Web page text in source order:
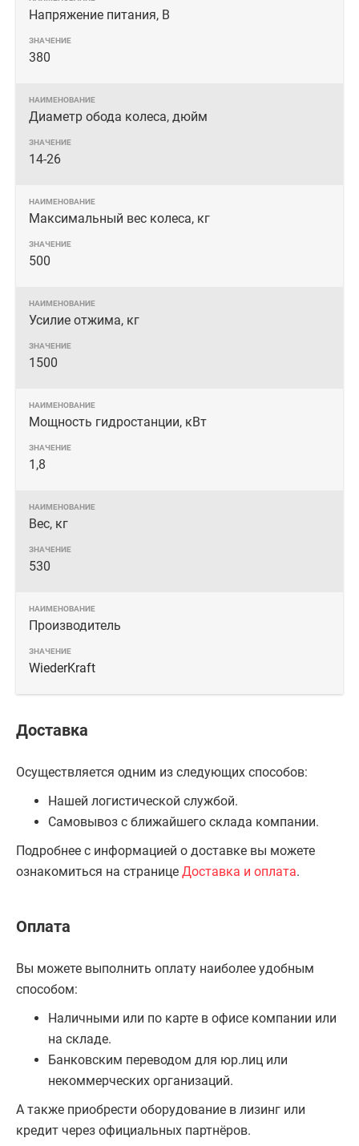
Напряжение питания, В
380
Диаметр обода колеса, дюйм
14-26
Максимальный вес колеса, кг
500
Усилие отжима, кг
1500
Мощность гидростанции, кВт
1,8
Вес, кг
530
Производитель
WiederKraft
Доставка
Осуществляется одним из следующих способов:
Нашей логистической службой.
Самовывоз с ближайшего склада компании.
Подробнее с информацией о доставке вы можете
ознакомиться на странице Доставка и оплата.
Оплата
Вы можете выполнить оплату наиболее удобным
способом:
Наличными или по карте в офисе компании или
на складе.
Банковским переводом для юр.лиц или
некоммерческих организаций.
А также приобрести оборудование в лизинг или
кредит через официальных партнёров.